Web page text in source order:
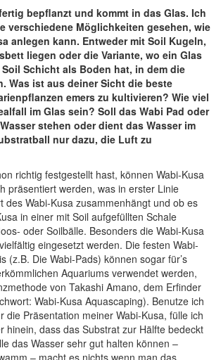
bepflanzt und kommt in das Glas. Ich
verschiedene Möglichkeiten gesehen, wie
anlegen kann. Entweder mit Soil Kugeln,
liegen oder die Variante, wo ein Glas
Schicht als Boden hat, in dem die
Was ist aus deiner Sicht die beste
emers zu kultivieren? Wie viel
im Glas sein? Soll das Wabi Pad oder
stehen oder dient das Wasser im
nur dazu, die Luft zu
richtig festgestellt hast, können Wabi-Kusa
präsentiert werden, was in erster Linie
des Wabi-Kusa zusammenhängt und ob es
in einer mit Soil aufgefüllten Schale
oder Soilbälle. Besonders die Wabi-Kusa
eingesetzt werden. Die festen Wabi-
(z.B. Die Wabi-Pads) können sogar für’s
Aquariums verwendet werden,
von Takashi Amano, dem Erfinder
Wabi-Kusa Aquascaping). Benutze ich
die Präsentation meiner Wabi-Kusa, fülle ich
hinein, dass das Substrat zur Hälfte bedeckt
das Wasser sehr gut halten können –